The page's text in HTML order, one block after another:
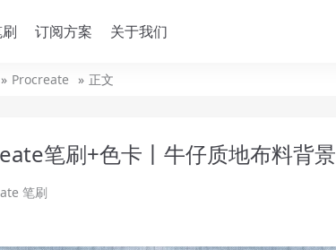
订阅方案 关于我们
Procreate 正文
笔刷+色卡丨牛仔质地布料背景
笔刷